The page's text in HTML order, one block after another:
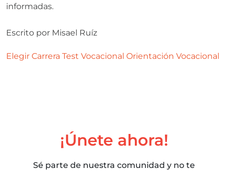
informadas.
Escrito por Misael Ruíz
Elegir Carrera Test Vocacional Orientación Vocacional
¡Únete ahora!
Sé parte de nuestra comunidad y no te